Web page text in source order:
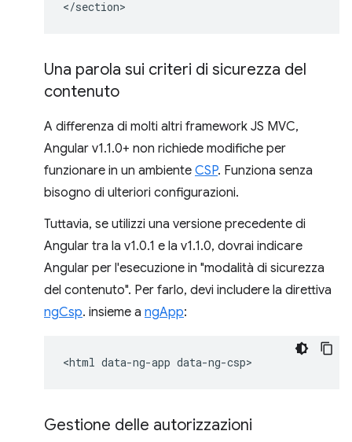
Una parola sui criteri di sicurezza del
contenuto
A differenza di molti altri framework JS MVC,
Angular v1.1.0+ non richiede modifiche per
funzionare in un ambiente CSP. Funziona senza
bisogno di ulteriori configurazioni.
Tuttavia, se utilizzi una versione precedente di
Angular tra la v1.0.1 e la v1.1.0, dovrai indicare
Angular per l'esecuzione in "modalità di sicurezza
del contenuto". Per farlo, devi includere la direttiva
ngCsp. insieme a ngApp:
Gestione delle autorizzazioni